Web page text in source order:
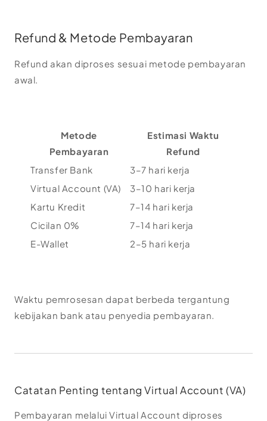
Refund & Metode Pembayaran
Refund akan diproses sesuai metode pembayaran
awal.
Metode
Pembayaran
Estimasi Waktu
Refund
Transfer Bank
3–7 hari kerja
Virtual Account (VA)
3–10 hari kerja
Kartu Kredit
7–14 hari kerja
Cicilan 0%
7–14 hari kerja
E-Wallet
2–5 hari kerja
Waktu pemrosesan dapat berbeda tergantung
kebijakan bank atau penyedia pembayaran.
Catatan Penting tentang Virtual Account (VA)
Pembayaran melalui Virtual Account diproses